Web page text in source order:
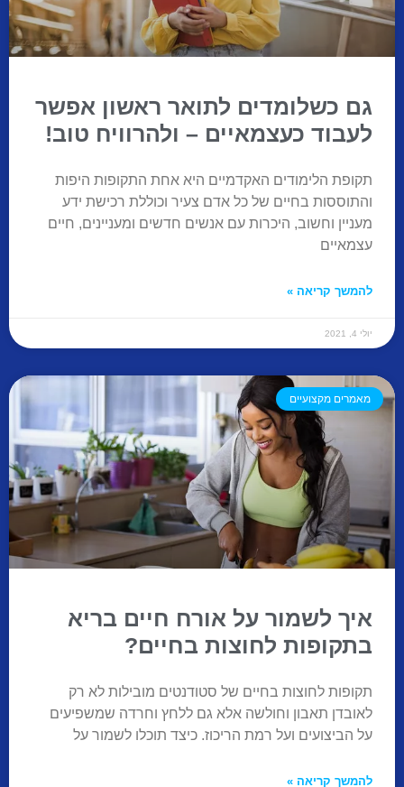
גם כשלומדים לתואר ראשון אפשר
לעבוד כעצמאיים – ולהרוויח טוב!
תקופת הלימודים האקדמיים היא אחת התקופות היפות
והתוססות בחיים של כל אדם צעיר וכוללת רכישת ידע
מעניין וחשוב, היכרות עם אנשים חדשים ומעניינים, חיים
עצמאיים
להמשך קריאה »
יולי 4, 2021
מאמרים מקצועיים
איך לשמור על אורח חיים בריא
בתקופות לחוצות בחיים?
תקופות לחוצות בחיים של סטודנטים מובילות לא רק
לאובדן תאבון וחולשה אלא גם ללחץ וחרדה שמשפיעים
על הביצועים ועל רמת הריכוז. כיצד תוכלו לשמור על
להמשך קריאה »